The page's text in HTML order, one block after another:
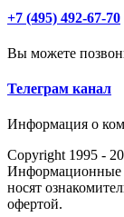
+7 (495) 492-67-70
Вы можете
Телеграм канал
Информация о
Copyright 1995 -
Информационные
носят
офертой.